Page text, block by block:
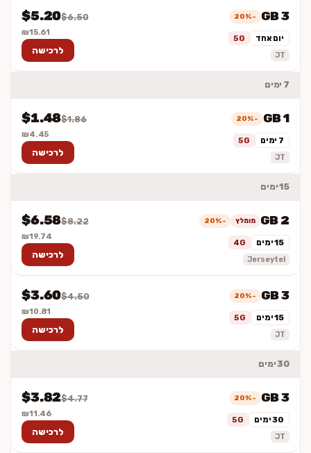
3 GB
-20%
יום אחד 5G
JT
$6.50
$5.20
₪15.61
לרכישה
7 ימים
1 GB
-20%
7 ימים 5G
JT
$1.86
$1.48
₪4.45
לרכישה
15 ימים
2 GB מומלץ -20%
15 ימים 4G
Jerseytel
$8.22
$6.58
₪19.74
לרכישה
3 GB
-20%
15 ימים 5G
JT
$4.50
$3.60
₪10.81
לרכישה
30 ימים
3 GB
-20%
30 ימים 5G
JT
$4.77
$3.82
₪11.46
לרכישה